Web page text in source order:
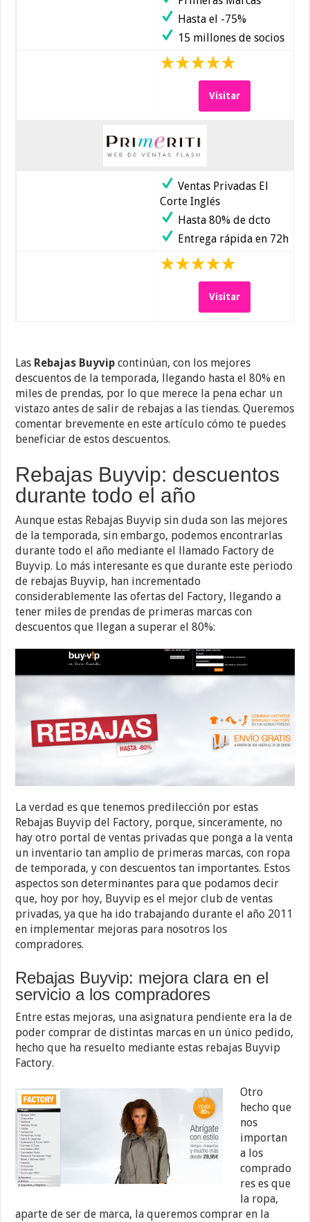
Hasta el -75%
15 millones de socios
Visitar
Ventas Privadas El
Corte Inglés
Hasta 80% de dcto
Entrega rápida en 72h
Visitar
Las Rebajas Buyvipcontinúan, con los mejores
descuentos de la temporada, llegando hasta el 80% en
miles de prendas, por lo que merece la pena echar un
vistazo antes de salir de rebajas a las tiendas. Queremos
comentar brevemente en este artículo cómo te puedes
beneficiar de estos descuentos.
Rebajas Buyvip: descuentos
durante todo el año
Aunque estas Rebajas Buyvip sin duda son las mejores
de la temporada, sin embargo, podemos encontrarlas
durante todo el año mediante el llamado Factory de
Buyvip. Lo más interesante es que durante este periodo
de rebajas Buyvip, han incrementado
considerablemente las ofertas del Factory, llegando a
tener miles de prendas de primeras marcas con
descuentos que llegan a superar el 80%:
La verdad es que tenemos predilección por estas
Rebajas Buyvip del Factory, porque, sinceramente, no
hay otro portal de ventas privadas que ponga a la venta
un inventario tan amplio de primeras marcas, con ropa
de temporada, y con descuentos tan importantes. Estos
aspectos son determinantes para que podamos decir
que, hoy por hoy, Buyvip es el mejor club de ventas
privadas, ya que ha ido trabajando durante el año 2011
en implementar mejoras para nosotros los
compradores.
Rebajas Buyvip: mejora clara en el
servicio a los compradores
Entre estas mejoras, una asignatura pendiente era la de
poder comprar de distintas marcas en un único pedido,
hecho que ha resuelto mediante estas rebajas Buyvip
Factory.
Otro
hecho que
nos
importan
a los
comprado
res es que
la ropa,
aparte de ser de marca, la queremos comprar en la